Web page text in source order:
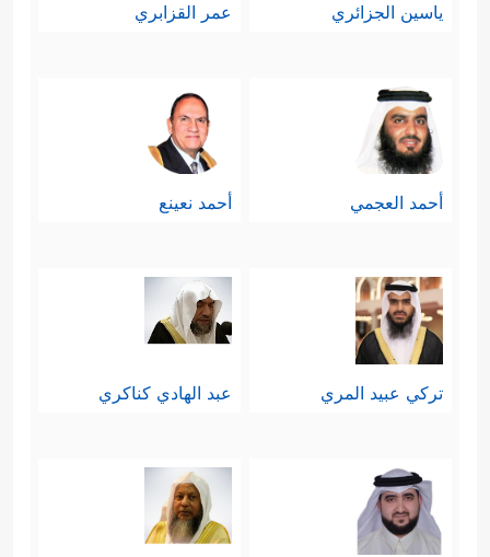
ياسين الجزائري عمر القزابري
أحمد العجمي أحمد نعينع
تركي عبيد المري عبد الهادي كناكري